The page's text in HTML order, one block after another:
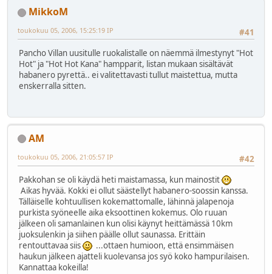
MikkoM
#41
toukokuu 05, 2006, 15:25:19 IP
Pancho Villan uusitulle ruokalistalle on näemmä ilmestynyt "Hot
Hot" ja "Hot Hot Kana" hampparit, listan mukaan sisältävät
habanero pyrettä.. ei valitettavasti tullut maistettua, mutta
enskerralla sitten.
AM
#42
toukokuu 05, 2006, 21:05:57 IP
Pakkohan se oli käydä heti maistamassa, kun mainostit
Aikas hyvää. Kokki ei ollut säästellyt habanero-soossin kanssa.
Tälläiselle kohtuullisen kokemattomalle, lähinnä jalapenoja
purkista syöneelle aika eksoottinen kokemus. Olo ruuan
jälkeen oli samanlainen kun olisi käynyt heittämässä 10km
juoksulenkin ja siihen päälle ollut saunassa. Erittäin
rentouttavaa siis
...ottaen humioon, että ensimmäisen
haukun jälkeen ajatteli kuolevansa jos syö koko hampurilaisen.
Kannattaa kokeilla!